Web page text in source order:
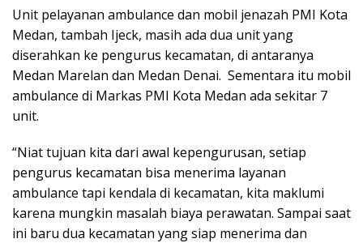
Unit pelayanan ambulance dan mobil jenazah PMI Kota
Medan, tambah Ijeck, masih ada dua unit yang
diserahkan ke pengurus kecamatan, di antaranya
Medan Marelan dan Medan Denai. Sementara itu mobil
ambulance di Markas PMI Kota Medan ada sekitar 7
unit.
“Niat tujuan kita dari awal kepengurusan, setiap
pengurus kecamatan bisa menerima layanan
ambulance tapi kendala di kecamatan, kita maklumi
karena mungkin masalah biaya perawatan. Sampai saat
ini baru dua kecamatan yang siap menerima dan